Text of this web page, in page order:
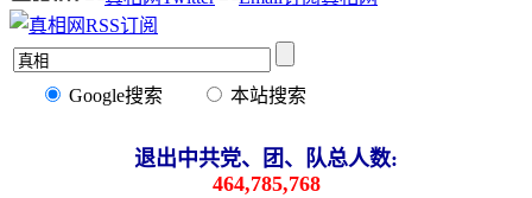
Google搜索 本站搜索
退出中共党、团、队总人数:
464,785,768